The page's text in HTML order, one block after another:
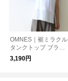
OMNES｜裾ミラクル
タンクトップ ブラも
脇も気にならない
3,190円